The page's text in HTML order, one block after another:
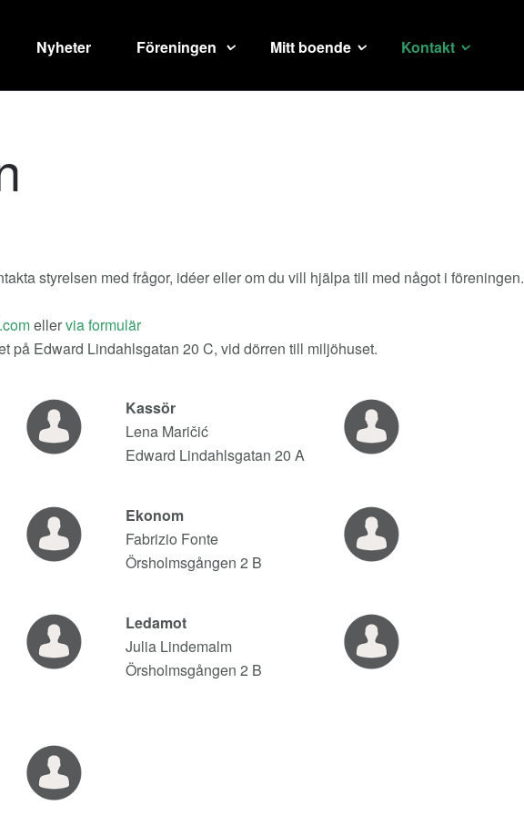
Nyheter Föreningen Mitt boende Kontakt
styrelsen med frågor, idéer eller om du vill hjälpa till med något i föreningen.
ellervia formulär
på Edward Lindahlsgatan 20 C, vid dörren till miljöhuset.
Kassör
Lena Maričić
Edward Lindahlsgatan 20 A
Ekonom
Fabrizio Fonte
Örsholmsgången 2 B
Ledamot
Julia Lindemalm
Örsholmsgången 2 B